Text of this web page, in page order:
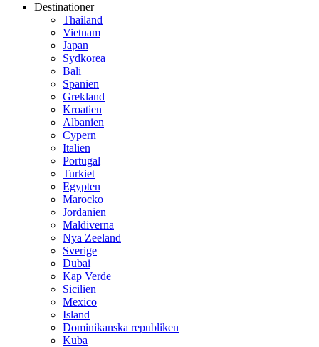
Destinationer
Thailand
Vietnam
Japan
Sydkorea
Bali
Spanien
Grekland
Kroatien
Albanien
Cypern
Italien
Portugal
Turkiet
Egypten
Marocko
Jordanien
Maldiverna
Nya Zeeland
Sverige
Dubai
Kap Verde
Sicilien
Mexico
Island
Dominikanska republiken
Kuba